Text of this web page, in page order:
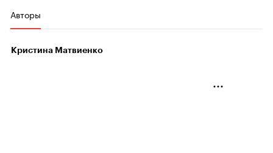
Авторы
Кристина Матвиенко